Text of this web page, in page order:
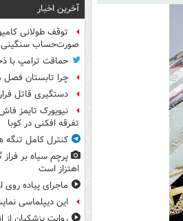
آخرین اخبار
توقف طولانی
صورت‌حساب سنگینی
حماقت ترامپ با
چرا تابستان
دستگیری قاتل
نیویورک تایمز
تفرقه افکنی در کوبا
کنترل کامل تنگه
پرچم سیاه بر
اهتزاز است
ماجرای پیاده
این دیپلماسی